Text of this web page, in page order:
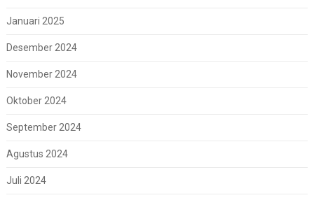
Januari 2025
Desember 2024
November 2024
Oktober 2024
September 2024
Agustus 2024
Juli 2024